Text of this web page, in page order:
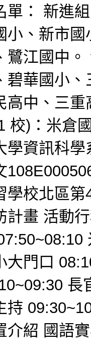
單： 新進
小、新市
鷺江國中
碧華國小
高中、三
校)：米倉
學資訊科
學校北區
計畫 活動
大門口
長
持
介紹 國語